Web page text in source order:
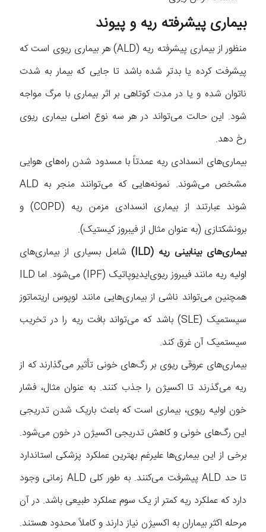
بیماری پیشرفته ریه و پیوند
منظور از بیماری پیشرفته ریه (ALD) هر بیماری ریوی است که
پیشرفت کرده یا بدتر شده باشد تا جایی که بیمار به شدت
ناتوان شده و یا در مدت کوتاهی بر اثر بیماری با مرگ مواجه
شود. این حالت می‌تواند در هر سه نوع اصلی بیماری ریوی
رخ دهد.
بیماری‌های انسدادی ریه عمدتاً با مسدود شدن راه‌های هوایی
مشخص می‌شوند. نمونه‌هایی که می‌توانند منجر به ALD
شوند عبارتند از بیماری انسدادی مزمن ریه (COPD) و
برونشکتازی (به عنوان مثال از فیبروز کیستیک).
بیماری‌های بینابینی ریه (ILD)
شامل بسیاری از بیماری‌های
اولیه ریه مانند فیبروز ریوی‌ایدیوپاتیک (IPF) می‌شود. اما ILD
همچنین می‌تواند ناشی از بیماری‌هایی مانند لوپوس اریتماتوز
سیستمیک (SLE) باشد که می‌تواند بافت ریه را در تخریب
سیستمیک آن غرق کند.
بیماری‌های عروقی ریوی بر رگ‌های خونی تأثیر می‌گذارند که از
ریه می‌گذرند تا اکسیژن را جذب کنند. به عنوان مثال، فشار
خون اولیه ریوی، بیماری است که باعث باریک شدن تدریجی
این رگ‌های خونی و کاهش تدریجی اکسیژن در خون می‌شود.
برخی از این بیماری‌ها علیرغم بهترین عملکرد پزشکی استاندارد
تا حد ALD پیشرفت می‌کنند. به طور کلی ALD زمانی وجود
دارد که عملکرد ریه کمتر از یک سوم عملکرد طبیعی باشد. در آن
مرحله اکثر بیماران به اکسیژن نیاز دارند و کاملاً محدود هستند.